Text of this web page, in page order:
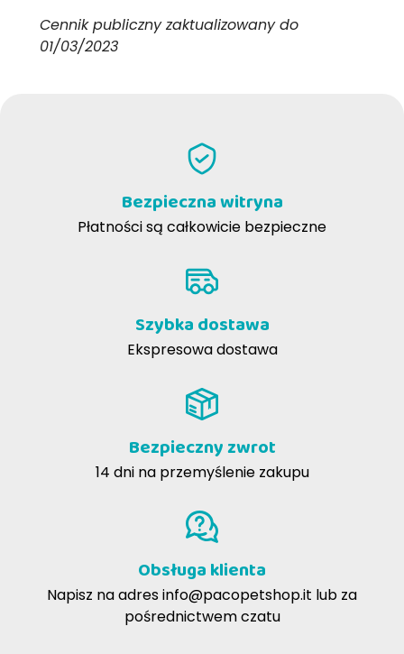
Cennik publiczny zaktualizowany do
01/03/2023
Bezpieczna witryna
Płatności są całkowicie bezpieczne
Szybka dostawa
Ekspresowa dostawa
Bezpieczny zwrot
14 dni na przemyślenie zakupu
Obsługa klienta
Napisz na adresinfo@pacopetshop.it lub za
pośrednictwem czatu